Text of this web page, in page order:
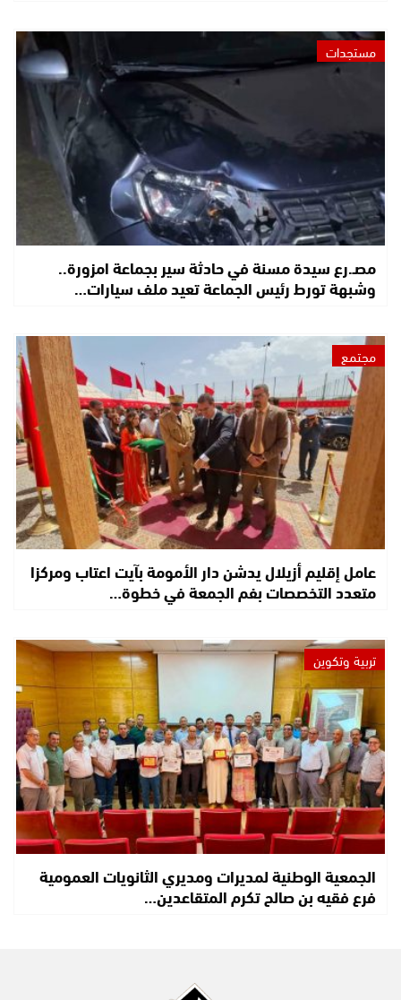
مستجدات
مصـ.رع سيدة مسنة في حادثة سير بجماعة امزورة..
وشبهة تورط رئيس الجماعة تعيد ملف سيارات…
مجتمع
عامل إقليم أزيلال يدشن دار الأمومة بآيت اعتاب ومركزا
متعدد التخصصات بفم الجمعة في خطوة…
تربية وتكوين
الجمعية الوطنية لمديرات ومديري الثانويات العمومية
فرع فقيه بن صالح تكرم المتقاعدين…